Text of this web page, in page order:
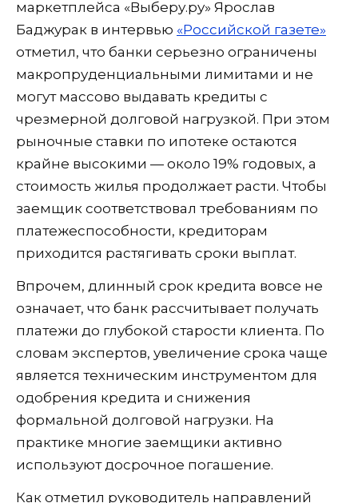
маркетплейса «Выберу.ру» Ярослав
Баджурак в интервью «Российской газете»
отметил, что банки серьезно ограничены
макропруденциальными лимитами и не
могут массово выдавать кредиты с
чрезмерной долговой нагрузкой. При этом
рыночные ставки по ипотеке остаются
крайне высокими — около 19% годовых, а
стоимость жилья продолжает расти. Чтобы
заемщик соответствовал требованиям по
платежеспособности, кредиторам
приходится растягивать сроки выплат.
Впрочем, длинный срок кредита вовсе не
означает, что банк рассчитывает получать
платежи до глубокой старости клиента. По
словам экспертов, увеличение срока чаще
является техническим инструментом для
одобрения кредита и снижения
формальной долговой нагрузки. На
практике многие заемщики активно
используют досрочное погашение.
Как отметил руководитель направлений